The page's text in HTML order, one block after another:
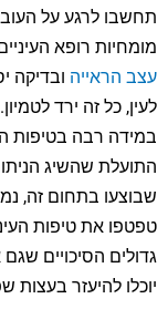
תחשבו לרגע על
מומחיות רופא
עצב הראייה ובדיקה
לעין, כל זה ירד
במידה רבה בטיפות
התועלת שהשיג
שבוצעו בתחום זה,
טפטפו את טיפות
גדולים הסיכויים
יוכלו להיעזר בעצות